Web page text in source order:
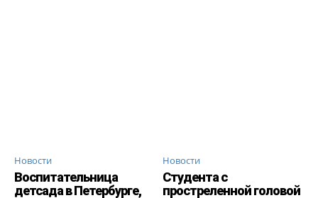
Новости
Воспитательница
детсада в Петербурге,
Новости
Студента с
простреленной головой